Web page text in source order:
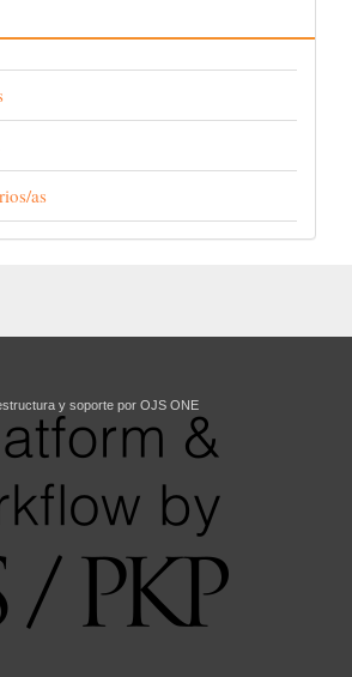
as
y soporte por OJS ONE